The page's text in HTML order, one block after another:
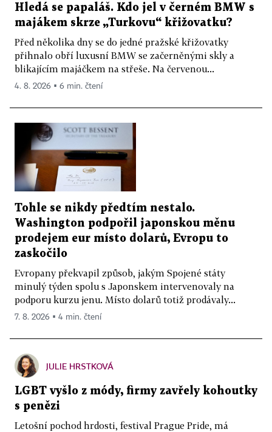
Hledá se papaláš. Kdo jel v černém BMW s
majákem skrze „Turkovu“ křižovatku?
Před několika dny se do jedné pražské křižovatky
přihnalo obří luxusní BMW se začerněnými skly a
blikajícím majáčkem na střeše. Na červenou...
4. 8. 2026 ▪ 6 min. čtení
Tohle se nikdy předtím nestalo.
Washington podpořil japonskou měnu
prodejem eur místo dolarů, Evropu to
zaskočilo
Evropany překvapil způsob, jakým Spojené státy
minulý týden spolu s Japonskem intervenovaly na
podporu kurzu jenu. Místo dolarů totiž prodávaly...
7. 8. 2026 ▪ 4 min. čtení
JULIE HRSTKOVÁ
LGBT vyšlo z módy, firmy zavřely kohoutky
s penězi
Letošní pochod hrdosti, festival Prague Pride, má